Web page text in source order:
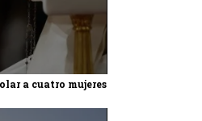
a cuatro mujeres